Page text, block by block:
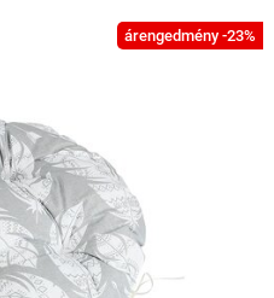
árengedmény -23%